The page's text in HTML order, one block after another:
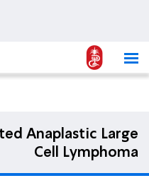
Anaplastic Large
Cell Lymphoma